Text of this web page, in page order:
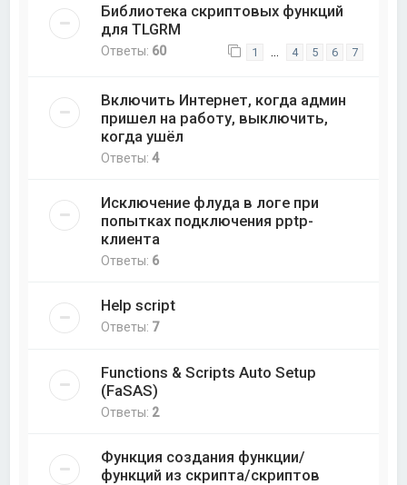
Библиотека скриптовых функций
для TLGRM
Ответы: 60 1 4 5 6 7
Включить Интернет, когда админ
пришел на работу, выключить,
когда ушёл
Ответы:4
Исключение флуда в логе при
попытках подключения pptp-
клиента
Ответы: 6
Help script
Ответы: 7
Functions & Scripts Auto Setup
(FaSAS)
Ответы: 2
Функция создания функции/
функций из скрипта/скриптов